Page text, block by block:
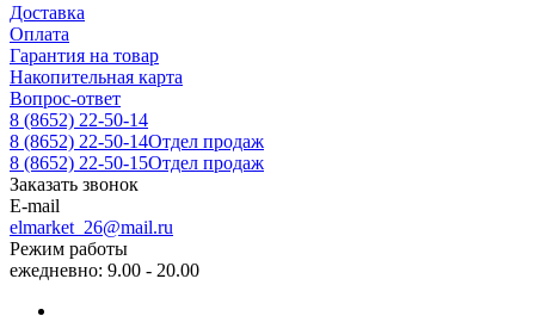
Доставка
Оплата
Гарантия на товар
Накопительная карта
Вопрос-ответ
8 (8652) 22-50-14
8 (8652) 22-50-14Отдел продаж
8 (8652) 22-50-15Отдел продаж
Заказать звонок
E-mail
elmarket_26@mail.ru
Режим работы
ежедневно: 9.00 - 20.00